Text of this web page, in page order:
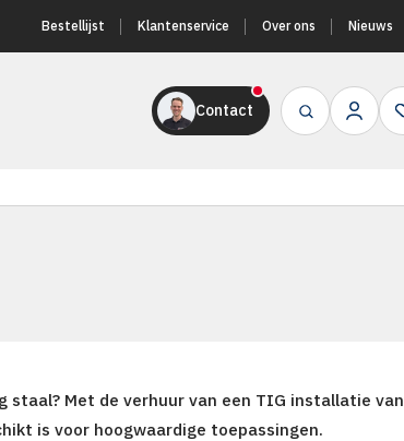
Bestellijst Klantenservice Over ons Nieuws
Contact
staal? Met de verhuur van een TIG installatie van
is voor hoogwaardige toepassingen.